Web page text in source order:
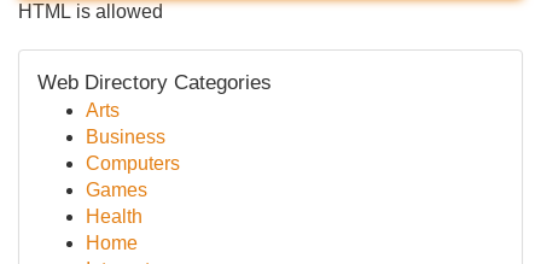
HTML is allowed
Web Directory Categories
Arts
Business
Computers
Games
Health
Home